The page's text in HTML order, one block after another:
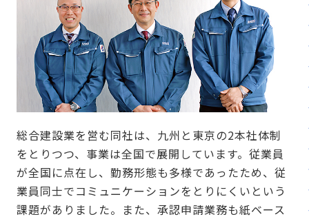
総合建設業を営む同社は、九州と東京の2本社体制
をとりつつ、事業は全国で展開しています。従業員
が全国に点在し、勤務形態も多様であったため、従
業員同士でコミュニケーションをとりにくいという
課題がありました。また、承認申請業務も紙ベース